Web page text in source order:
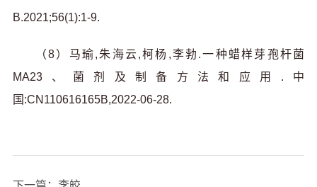
B.2021;56(1):1-9.
（8）马瑜,朱海云,柯杨,李勃.一种蜡样芽孢杆菌
MA23、菌剂及制备方法和应用.中
国:CN110616165B,2022-06-28.